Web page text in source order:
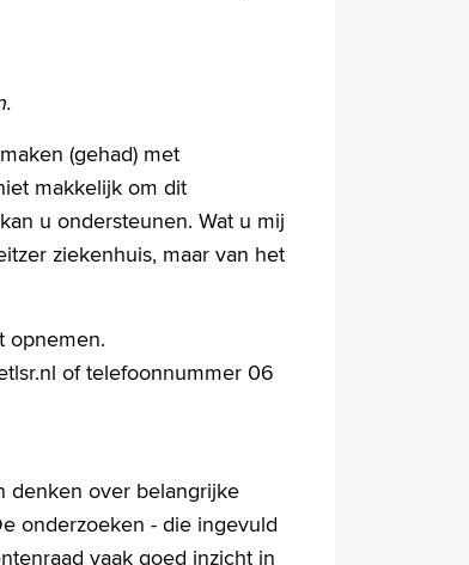
(gehad) met
makkelijk om dit
u ondersteunen. Wat u mij
ziekenhuis, maar van het
opnemen.
of telefoonnummer 06
denken over belangrijke
onderzoeken - die ingevuld
vaak goed inzicht in